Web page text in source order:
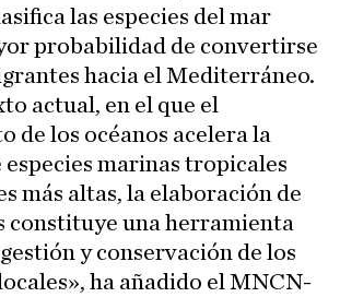
las especies del mar
probabilidad de convertirse
hacia el Mediterráneo.
actual, en el que el
de los océanos acelera la
especies marinas tropicales
más altas, la elaboración de
constituye una herramienta
y conservación de los
ha añadido el MNCN-